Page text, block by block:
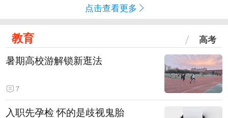
点击查看更多
教育 高考
暑期高校游解锁新逛法
7
入职先孕检 怀的是歧视鬼胎